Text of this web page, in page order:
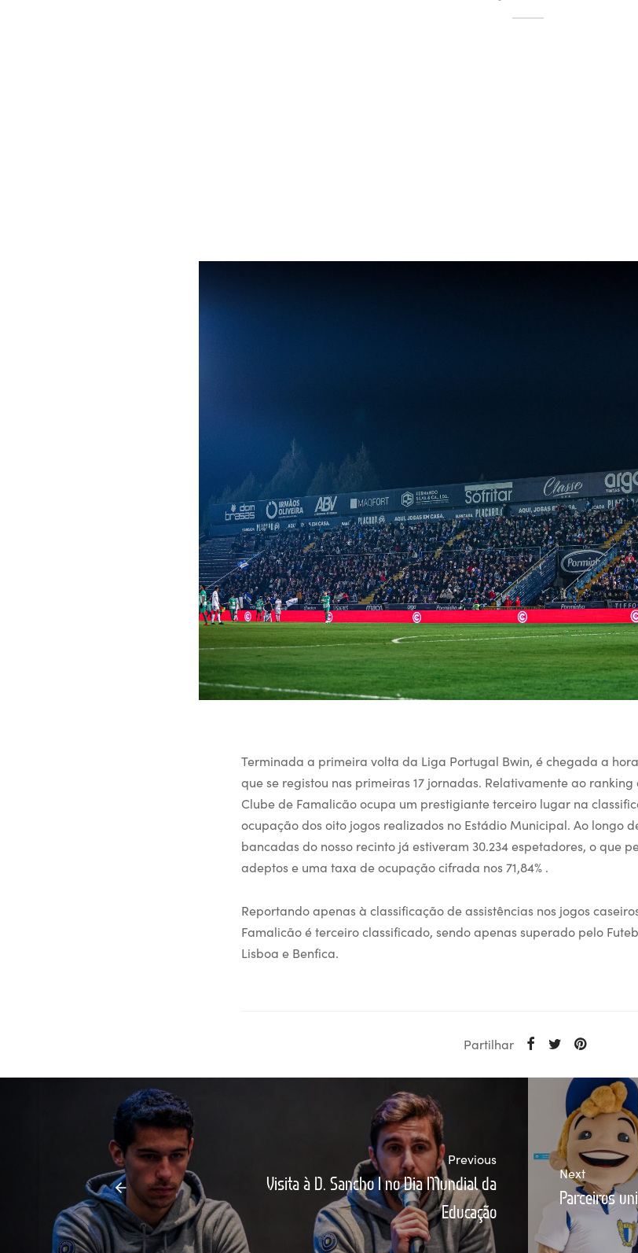
Terminada a primeira volta da Liga Portugal Bwin, é chegada a
que se registou nas primeiras 17 jornadas. Relativamente ao ranking
Clube de Famalicão ocupa um prestigiante terceiro lugar na
ocupação dos oito jogos realizados no Estádio Municipal. Ao longo
bancadas do nosso recinto já estiveram 30.234 espetadores, o que
adeptos e uma taxa de ocupação cifrada nos 71,84% .
Reportando apenas à classificação de assistências nos jogos
Famalicão é terceiro classificado, sendo apenas superado pelo
Lisboa e Benfica.
Partilhar
Previous
Visita à D. Sancho I no Dia Mundial da
Educação
Next
Parceiros